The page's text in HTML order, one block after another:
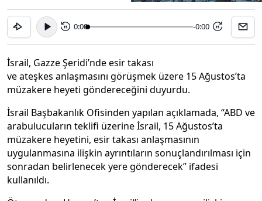
15 0:00 -0:00 15
İsrail, Gazze Şeridi’nde esir takası
ve ateşkes anlaşmasını görüşmek üzere 15 Ağustos’ta
müzakere heyeti göndereceğini duyurdu.
İsrail Başbakanlık Ofisinden yapılan açıklamada, “ABD ve
arabulucuların teklifi üzerine İsrail, 15 Ağustos’ta
müzakere heyetini, esir takası anlaşmasının
uygulanmasına ilişkin ayrıntıların sonuçlandırılması için
sonradan belirlenecek yere gönderecek” ifadesi
kullanıldı.